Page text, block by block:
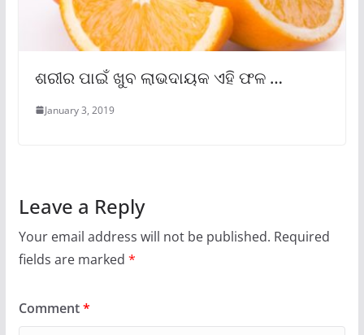
ଶରୀର ପାଇଁ ଖୁବ ଲାଭଦାୟକ ଏହି ଫଳ …
January 3, 2019
Leave a Reply
Your email address will not be published. Required
fields are marked *
Comment*